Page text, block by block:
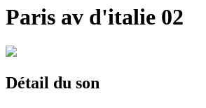
Paris av d'italie 02
Détail du son